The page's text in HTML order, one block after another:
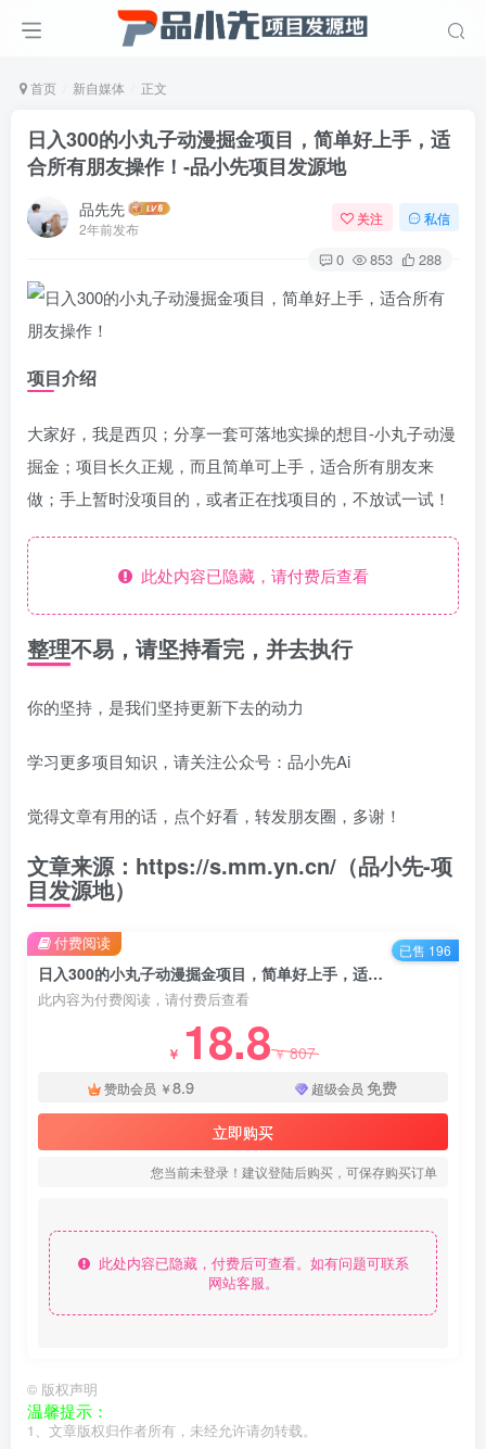
首页 新自媒体 正文
日入300的小丸子动漫掘金项目，简单好上手，适
合所有朋友操作！ -品小先项目发源地
品先先
2年前发布
关注 私信
0 853 288
项目介绍
大家好，我是西贝；分享一套可落地实操的想目-小丸子动漫
掘金；项目长久正规，而且简单可上手，适合所有朋友来
做；手上暂时没项目的，或者正在找项目的，不放试一试！
此处内容已隐藏，请付费后查看
整理不易，请坚持看完，并去执行
你的坚持，是我们坚持更新下去的动力
学习更多项目知识，请关注公众号：品小先Ai
觉得文章有用的话，点个好看，转发朋友圈，多谢！
文章来源：https://s.mm.yn.cn/（品小先-项
目发源地）
日入300的小丸子动漫掘金项目，简单好上手，适合所有朋友操作！ - 资源之家
此内容为付费阅读，请付费后查看
￥ 18.8￥807
赞助会员 ￥8.9 超级会员 免费
立即购买
您当前未登录！建议登陆后购买，可保存购买订单
此处内容已隐藏，付费后可查看。如有问题可联系
网站客服。
付费阅读 已售 196
© 版权声明
温馨提示：
1、文章版权归作者所有，未经允许请勿转载。